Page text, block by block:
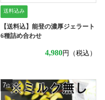
送料込み
【送料込】能登の濃厚ジェラート
6種詰め合わせ
4,980円（税込）
7位